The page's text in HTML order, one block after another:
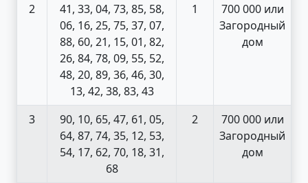
2
41, 33, 04, 73, 85, 58,
06, 16, 25, 75, 37, 07,
88, 60, 21, 15, 01, 82,
26, 84, 78, 09, 55, 52,
48, 20, 89, 36, 46, 30,
13, 42, 38, 83, 43
1
700 000 или
Загородный
дом
3
90, 10, 65, 47, 61, 05,
64, 87, 74, 35, 12, 53,
54, 17, 62, 70, 18, 31,
68
2
700 000 или
Загородный
дом